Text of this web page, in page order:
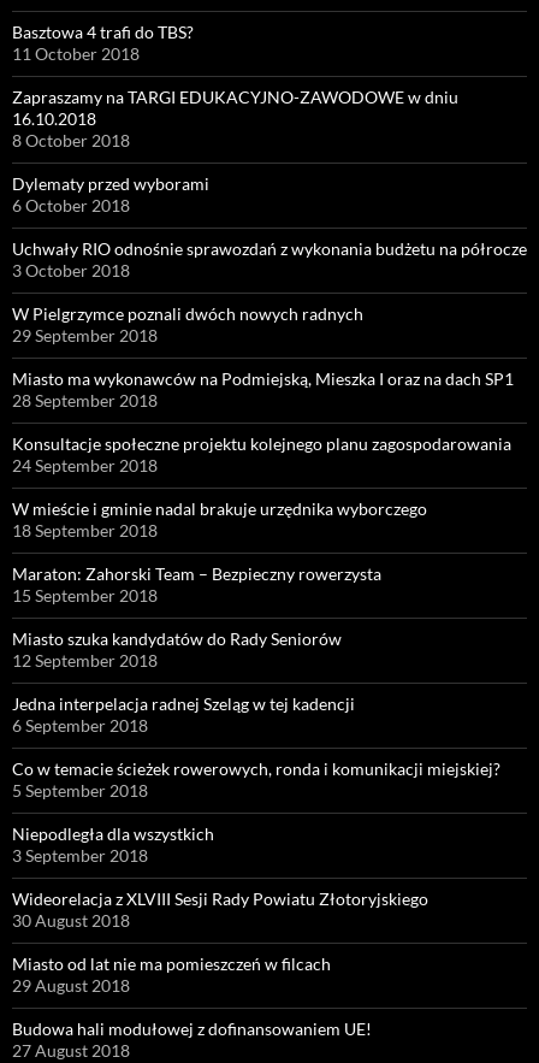
Basztowa 4 trafi do TBS?
11 October 2018
Zapraszamy na TARGI EDUKACYJNO-ZAWODOWE w dniu
16.10.2018
8 October 2018
Dylematy przed wyborami
6 October 2018
Uchwały RIO odnośnie sprawozdań z wykonania budżetu na półrocze
3 October 2018
W Pielgrzymce poznali dwóch nowych radnych
29 September 2018
Miasto ma wykonawców na Podmiejską, Mieszka I oraz na dach SP1
28 September 2018
Konsultacje społeczne projektu kolejnego planu zagospodarowania
24 September 2018
W mieście i gminie nadal brakuje urzędnika wyborczego
18 September 2018
Maraton: Zahorski Team – Bezpieczny rowerzysta
15 September 2018
Miasto szuka kandydatów do Rady Seniorów
12 September 2018
Jedna interpelacja radnej Szeląg w tej kadencji
6 September 2018
Co w temacie ścieżek rowerowych, ronda i komunikacji miejskiej?
5 September 2018
Niepodległa dla wszystkich
3 September 2018
Wideorelacja z XLVIII Sesji Rady Powiatu Złotoryjskiego
30 August 2018
Miasto od lat nie ma pomieszczeń w filcach
29 August 2018
Budowa hali modułowej z dofinansowaniem UE!
27 August 2018